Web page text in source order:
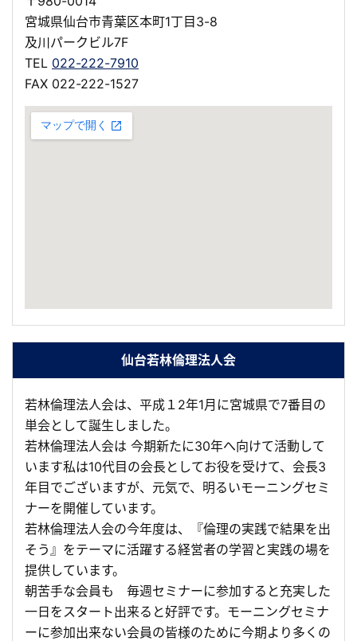
宮城県仙台市青葉区本町1丁目3-8
及川パークビル7F
TEL 022-222-7910
FAX 022-222-1527
仙台若林倫理法人会
若林倫理法人会は、平成１2年1月に宮城県で7番目の
単会として誕生しました。
若林倫理法人会は 今期新たに30年へ向けて活動して
います私は10代目の会長としてお役を受けて、会長3
年目でございますが、元気で、明るいモーニングセミ
ナーを開催しています。
若林倫理法人会の今年度は、『倫理の実践で結果を出
そう』をテーマに活躍する経営者の学習と実践の場を
提供しています。
朝苦手な会員も 毎週セミナーに参加すると充実した
一日をスタート出来ると好評です。モーニングセミナ
ーに参加出来ない会員の皆様のために今期より多くの